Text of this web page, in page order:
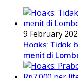
9 February
Hoaks: Tidak
menit di